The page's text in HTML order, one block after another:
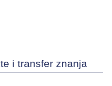
i transfer znanja